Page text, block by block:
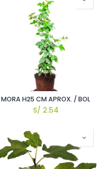
MORA H25 CM APROX. / BOL
S/ 2.54